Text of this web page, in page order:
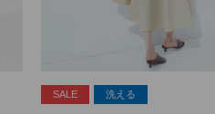
SALE 洗える